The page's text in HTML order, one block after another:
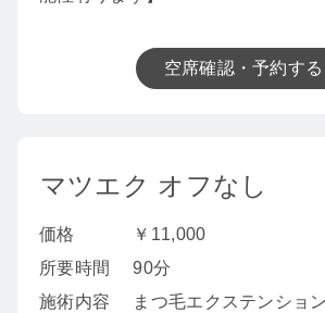
空席確認・予約する
マツエク オフなし
価格
￥11,000
所要時間
90分
施術内容
まつ毛エクステンショ